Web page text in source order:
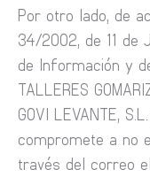
Por otro lado, de
34/2002, de 11 de
de Información y
TALLERES
GOVI LEVANTE,
compromete a no
través del correo